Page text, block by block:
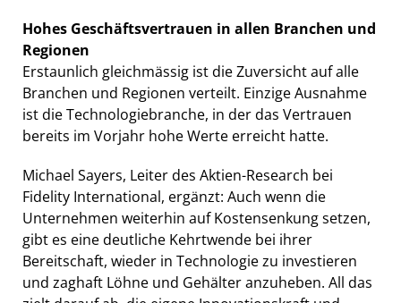
Hohes Geschäftsvertrauen in allen Branchen und
Regionen
Erstaunlich gleichmässig ist die Zuversicht auf alle
Branchen und Regionen verteilt. Einzige Ausnahme
ist die Technologiebranche, in der das Vertrauen
bereits im Vorjahr hohe Werte erreicht hatte.
Michael Sayers, Leiter des Aktien-Research bei
Fidelity International, ergänzt: Auch wenn die
Unternehmen weiterhin auf Kostensenkung setzen,
gibt es eine deutliche Kehrtwende bei ihrer
Bereitschaft, wieder in Technologie zu investieren
und zaghaft Löhne und Gehälter anzuheben. All das